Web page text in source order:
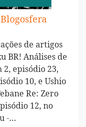
de artigos
BR! Análises de
2, episódio 23,
10, e Ushio
Re: Zero
12, no
-…